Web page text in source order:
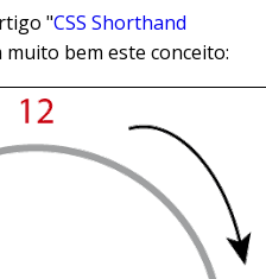
"CSS Shorthand
bem este conceito: